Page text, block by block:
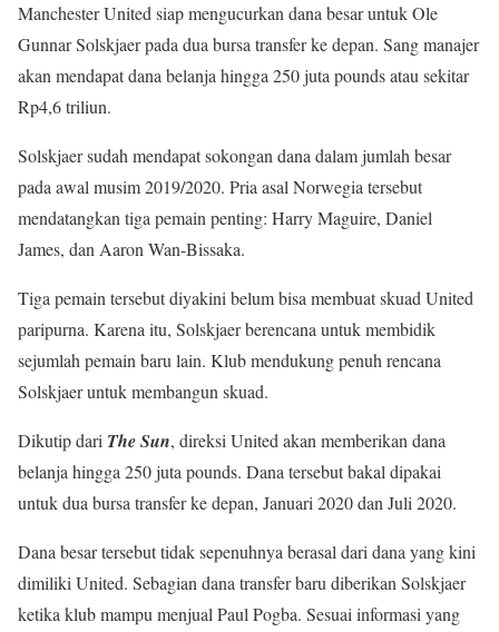
Manchester United siap mengucurkan dana besar untuk Ole
Gunnar Solskjaer pada dua bursa transfer ke depan. Sang manajer
akan mendapat dana belanja hingga 250 juta pounds atau sekitar
Rp4,6 triliun.
Solskjaer sudah mendapat sokongan dana dalam jumlah besar
pada awal musim 2019/2020. Pria asal Norwegia tersebut
mendatangkan tiga pemain penting: Harry Maguire, Daniel
James, dan Aaron Wan-Bissaka.
Tiga pemain tersebut diyakini belum bisa membuat skuad United
paripurna. Karena itu, Solskjaer berencana untuk membidik
sejumlah pemain baru lain. Klub mendukung penuh rencana
Solskjaer untuk membangun skuad.
Dikutip dari The Sun, direksi United akan memberikan dana
belanja hingga 250 juta pounds. Dana tersebut bakal dipakai
untuk dua bursa transfer ke depan, Januari 2020 dan Juli 2020.
Dana besar tersebut tidak sepenuhnya berasal dari dana yang kini
dimiliki United. Sebagian dana transfer baru diberikan Solskjaer
ketika klub mampu menjual Paul Pogba. Sesuai informasi yang